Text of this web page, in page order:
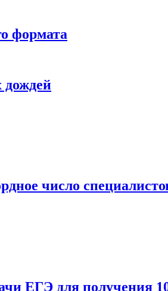
формата
дождей
число
ЕГЭ для получения